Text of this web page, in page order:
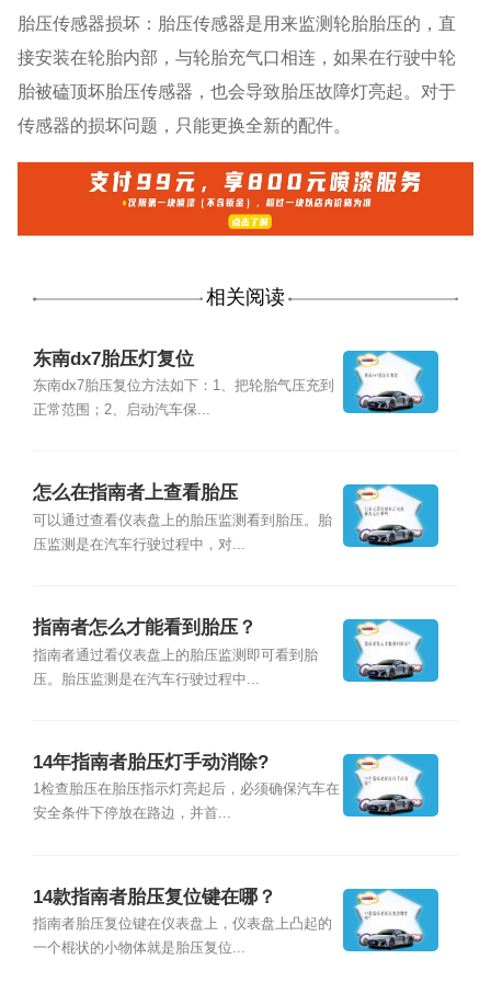
胎压传感器损坏：胎压传感器是用来监测轮胎胎压的，直
接安装在轮胎内部，与轮胎充气口相连，如果在行驶中轮
胎被磕顶坏胎压传感器，也会导致胎压故障灯亮起。对于
传感器的损坏问题，只能更换全新的配件。
相关阅读
东南dx7胎压灯复位
东南dx7胎压复位方法如下：1、把轮胎气压充到
正常范围；2、启动汽车保...
怎么在指南者上查看胎压
可以通过查看仪表盘上的胎压监测看到胎压。胎
压监测是在汽车行驶过程中，对...
指南者怎么才能看到胎压？
指南者通过看仪表盘上的胎压监测即可看到胎
压。胎压监测是在汽车行驶过程中...
14年指南者胎压灯手动消除?
1检查胎压在胎压指示灯亮起后，必须确保汽车在
安全条件下停放在路边，并首...
14款指南者胎压复位键在哪？
指南者胎压复位键在仪表盘上，仪表盘上凸起的
一个棍状的小物体就是胎压复位...